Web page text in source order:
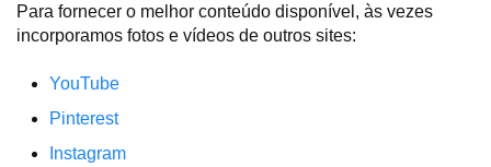
Para fornecer o melhor conteúdo disponível, às vezes
incorporamos fotos e vídeos de outros sites:
YouTube
Pinterest
Instagram